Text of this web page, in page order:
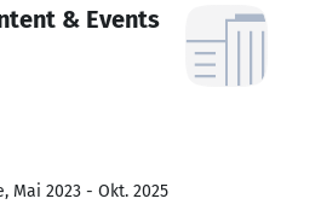
& Events
Mai 2023 - Okt. 2025